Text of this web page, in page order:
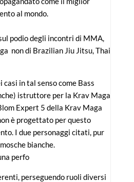
al mondo.
podio degli incontri di MMA,
non di Brazilian Jiu Jitsu, Thai
casi in tal senso come Bass
istruttore per la Krav Maga
Expert 5 della Krav Maga
è progettato per questo
I due personaggi citati, pur
bianche.
perfo
perseguendo ruoli diversi